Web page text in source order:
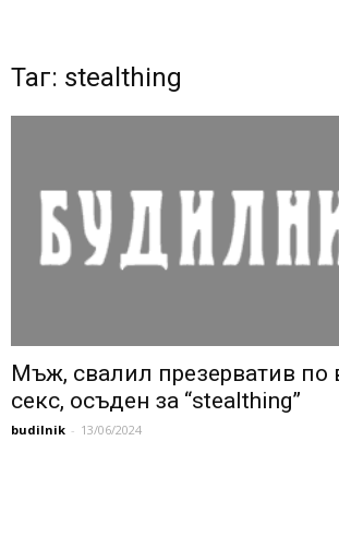
Таг: stealthing
Мъж, свалил презерватив по
секс, осъден за “stealthing”
budilnik - 13/06/2024